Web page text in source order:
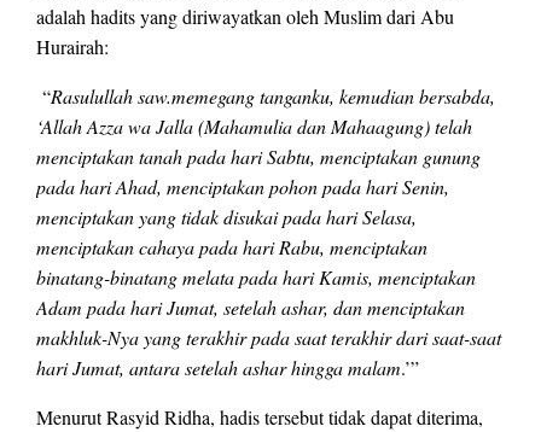
adalah hadits yang diriwayatkan oleh Muslim dari Abu
Hurairah:
“Rasulullah saw.memegang tanganku, kemudian bersabda,
‘Allah Azza wa Jalla (Mahamulia dan Mahaagung) telah
menciptakan tanah pada hari Sabtu, menciptakan gunung
pada hari Ahad, menciptakan pohon pada hari Senin,
menciptakan yang tidak disukai pada hari Selasa,
menciptakan cahaya pada hari Rabu, menciptakan
binatang-binatang melata pada hari Kamis, menciptakan
Adam pada hari Jumat, setelah ashar, dan menciptakan
makhluk-Nya yang terakhir pada saat terakhir dari saat-saat
hari Jumat, antara setelah ashar hingga malam.’”
Menurut Rasyid Ridha, hadis tersebut tidak dapat diterima,